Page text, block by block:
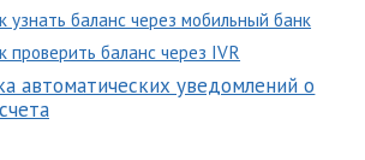
узнать баланс через мобильный банк
проверить баланс через IVR
автоматических уведомлений о